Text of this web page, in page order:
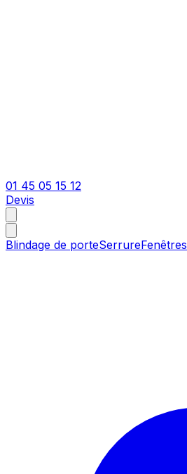
01 45 05 15 12
Devis
Blindage de porteSerrureFenêtres